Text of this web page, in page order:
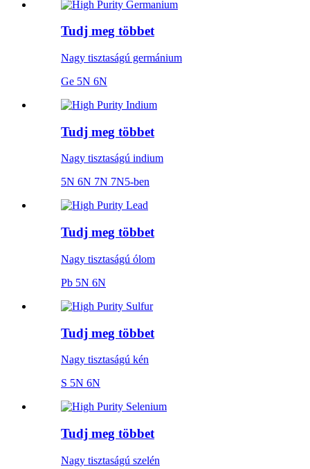
Tudj meg többet
Nagy tisztaságú germánium
Ge 5N 6N
Tudj meg többet
Nagy tisztaságú indium
5N 6N 7N 7N5-ben
Tudj meg többet
Nagy tisztaságú ólom
Pb 5N 6N
Tudj meg többet
Nagy tisztaságú kén
S 5N 6N
Tudj meg többet
Nagy tisztaságú szelén